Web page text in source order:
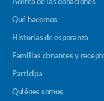
Qué hacemos
Historias de esperanza
Familias donantes y
Participa
Quiénes somos